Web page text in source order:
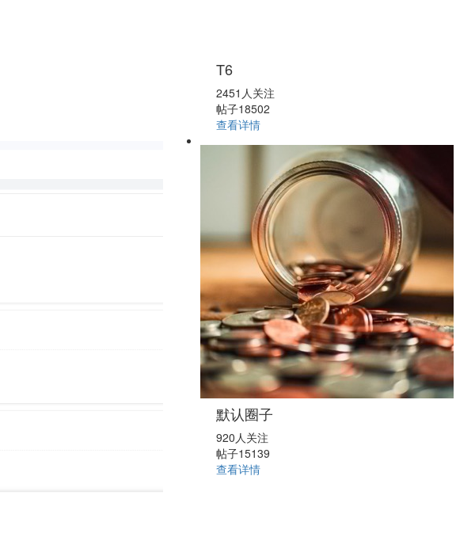
T6
2451人关注
帖子18502
查看详情
默认圈子
920人关注
帖子15139
查看详情